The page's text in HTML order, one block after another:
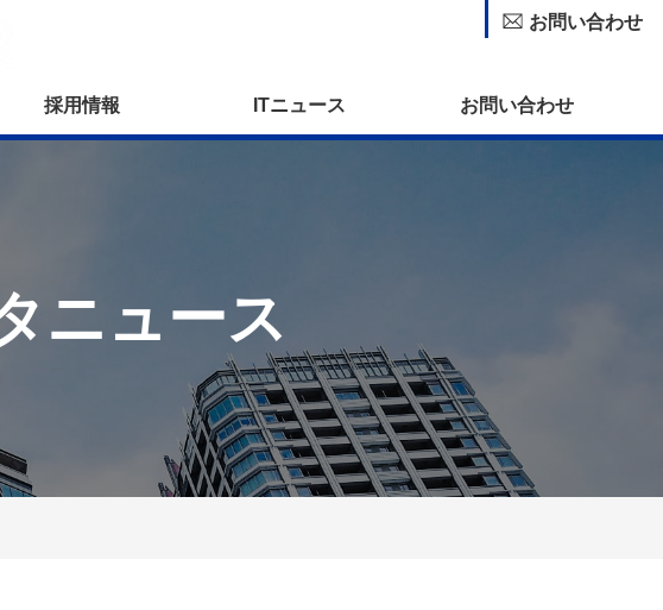
採用情報 ITニュース お問い合わせ
お問い合わせ
ニュース